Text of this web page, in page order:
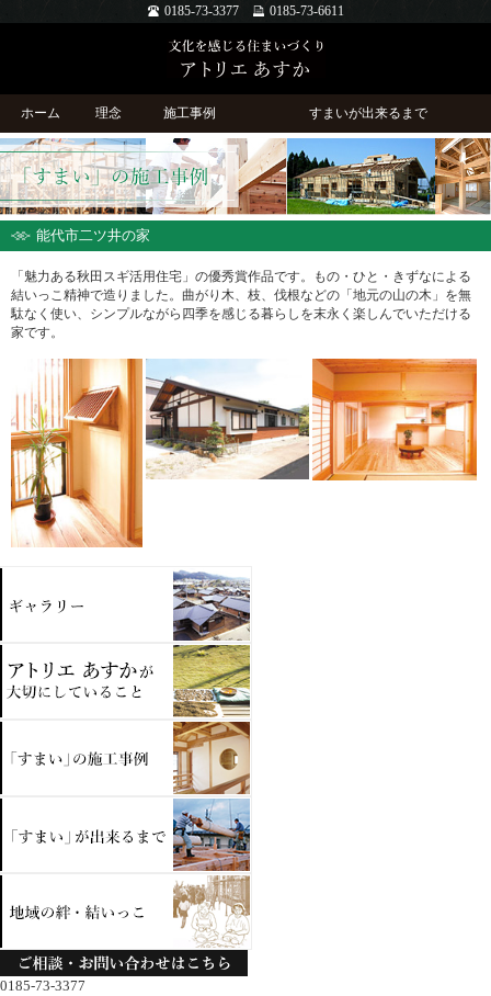
0185-73-3377 0185-73-6611
ホーム 理念 施工事例 すまいが出来るまで
能代市二ツ井の家
「魅力ある秋田スギ活用住宅」の優秀賞作品です。もの・ひと・きずなによる
結いっこ精神で造りました。曲がり木、枝、伐根などの「地元の山の木」を無
駄なく使い、シンプルながら四季を感じる暮らしを末永く楽しんでいただける
家です。
0185-73-3377